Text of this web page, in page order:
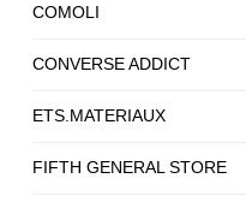
COMOLI
CONVERSE ADDICT
ETS.MATERIAUX
FIFTH GENERAL STORE